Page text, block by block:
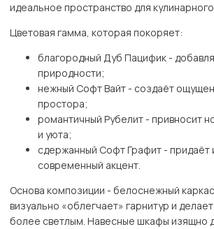
идеальное пространство для
Цветовая гамма, которая покоряет:
благородный Дуб Пацифик -
природности;
нежный Софт Вайт - создаёт
простора;
романтичный Рубелит - привносит
и уюта;
сдержанный Софт Графит - придаёт
современный акцент.
Основа композиции - белоснежный
визуально «облегчает» гарнитур и
более светлым. Навесные шкафы изящно